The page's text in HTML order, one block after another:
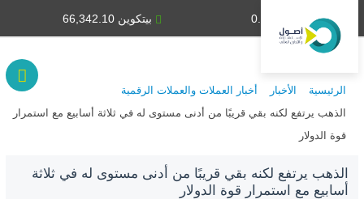
بيتكوين 66,342.10 دينار كويتي 0.307
الرئيسية الأخبار
أخبار العملات والعملات الرقمية
الذهب يرتفع لكنه بقي قريبًا من أدنى مستوى له في ثلاثة أسابيع مع استمرار
قوة الدولار
الذهب يرتفع لكنه بقي قريبًا من أدنى مستوى له في ثلاثة
أسابيع مع استمرار قوة الدولار